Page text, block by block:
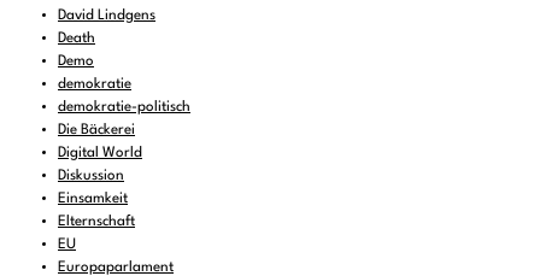
David Lindgens
Death
Demo
demokratie
demokratie-politisch
Die Bäckerei
Digital World
Diskussion
Einsamkeit
Elternschaft
EU
Europaparlament